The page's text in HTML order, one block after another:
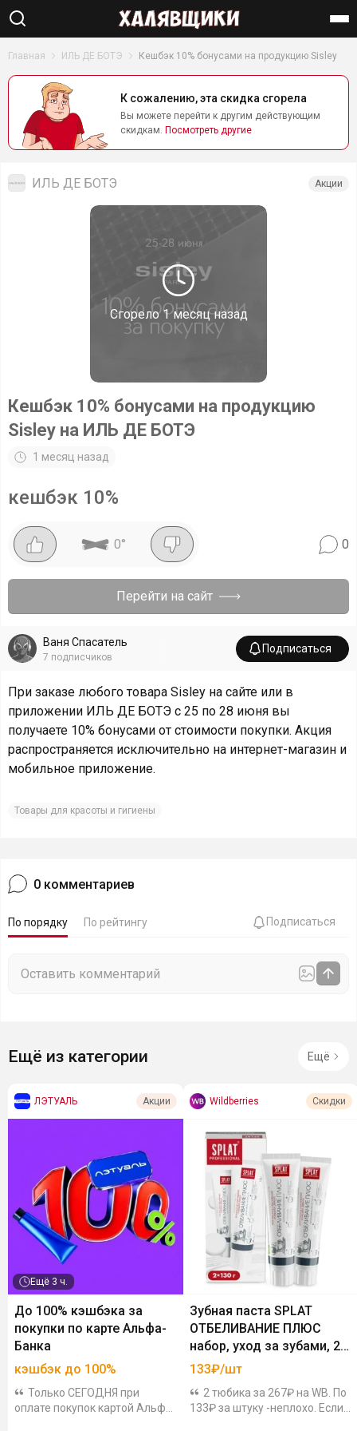
Найти
Главная ИЛЬ ДЕ БОТЭ Кешбэк 10% бонусами на продукцию Sisley
К сожалению, эта скидка сгорела
Вы можете перейти к другим действующим
скидкам. Посмотреть другие
Сгорело1 месяц назад
ИЛЬ ДЕ БОТЭ Акции
Кешбэк 10% бонусами на продукцию
Sisley на ИЛЬ ДЕ БОТЭ
1 месяц назад
кешбэк 10%
0° 0
Перейти на сайт
Ваня Спасатель
7 подписчиков
Подписаться
При заказе любого товара Sisley на сайте или в
приложении ИЛЬ ДЕ БОТЭ с 25 по 28 июня вы
получаете 10% бонусами от стоимости покупки. Акция
распространяется исключительно на интернет-магазин и
мобильное приложение.
Товары для красоты и гигиены
0 комментариев
По порядку По рейтингу Подписаться
Ещё из категории Ещё
ЛЭТУАЛЬ Акции
Ещё 3 ч.
До 100% кэшбэка за
покупки по карте Альфа-
Банка
кэшбэк до 100%
Только СЕГОДНЯ при
оплате покупок картой Альфа-
Wildberries Скидки
Зубная паста SPLAT
ОТБЕЛИВАНИЕ ПЛЮС
набор, уход за зубами, 2
шт
133₽/шт
2 тюбика за 267₽ на WB. По
133₽ за штуку -неплохо. Если